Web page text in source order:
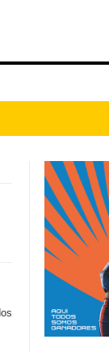
sociales
y del